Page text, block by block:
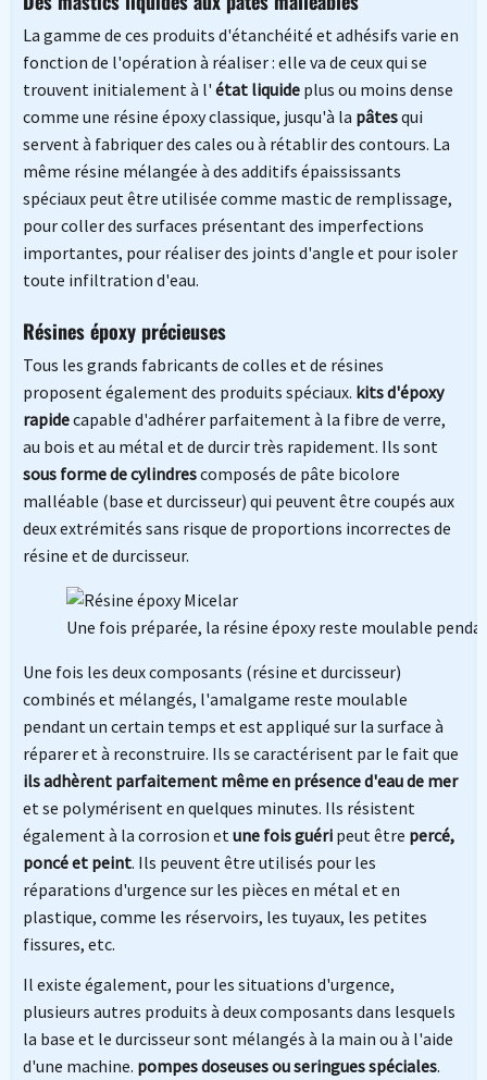
La gamme de ces produits d'étanchéité et adhésifs varie en
fonction de l'opération à réaliser : elle va de ceux qui se
trouvent initialement à l' état liquideplus ou moins dense
comme une résine époxy classique, jusqu'à la pâtesqui
servent à fabriquer des cales ou à rétablir des contours. La
même résine mélangée à des additifs épaississants
spéciaux peut être utilisée comme mastic de remplissage,
pour coller des surfaces présentant des imperfections
importantes, pour réaliser des joints d'angle et pour isoler
toute infiltration d'eau.
Résines époxy précieuses
Tous les grands fabricants de colles et de résines
proposent également des produits spéciaux. kits d'époxy
rapidecapable d'adhérer parfaitement à la fibre de verre,
au bois et au métal et de durcir très rapidement. Ils sont
sous forme de cylindrescomposés de pâte bicolore
malléable (base et durcisseur) qui peuvent être coupés aux
deux extrémités sans risque de proportions incorrectes de
résine et de durcisseur.
Une fois préparée, la résine époxy reste moulable
Une fois les deux composants (résine et durcisseur)
combinés et mélangés, l'amalgame reste moulable
pendant un certain temps et est appliqué sur la surface à
réparer et à reconstruire. Ils se caractérisent par le fait que
ils adhèrent parfaitement même en présence d'eau de mer
et se polymérisent en quelques minutes. Ils résistent
également à la corrosion et une fois guéripeut être percé,
poncé et peint. Ils peuvent être utilisés pour les
réparations d'urgence sur les pièces en métal et en
plastique, comme les réservoirs, les tuyaux, les petites
fissures, etc.
Il existe également, pour les situations d'urgence,
plusieurs autres produits à deux composants dans lesquels
la base et le durcisseur sont mélangés à la main ou à l'aide
d'une machine. pompes doseuses ou seringues spéciales.